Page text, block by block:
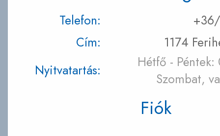
Telefon:
Cím:
1174
Nyitvatartás:
Hétfő -
Szombat,
Fiók